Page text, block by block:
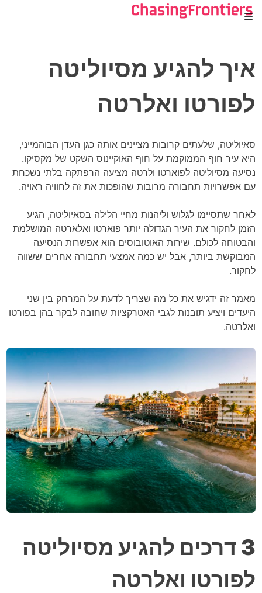
Skip
איך להגיע מסיוליטה
לפורטו ואלרטה
סאיוליטה, שלעתים קרובות מציינים אותה כגן העדן הבוהמייני,
היא עיר חוף הממוקמת על חוף האוקיינוס השקט של מקסיקו.
נסיעה מסיוליטה לפוארטו ולרטה מציעה הרפתקה בלתי נשכחת
עם אפשרויות תחבורה מרובות שהופכות את זה לחוויה ראויה.
לאחר שתסיימו לגלוש וליהנות מחיי הלילה בסאיוליטה, הגיע
הזמן לחקור את העיר הגדולה יותר פוארטו ואלארטה המושלמת
והבטוחה לכולם. שירות האוטובוסים הוא אפשרות הנסיעה
המבוקשת ביותר, אבל יש כמה אמצעי תחבורה אחרים ששווה
לחקור.
מאמר זה ידגיש את כל מה שצריך לדעת על המרחק בין שני
היעדים ויציע תובנות לגבי האטרקציות שחובה לבקר בהן בפורטו
ואלרטה.
3 דרכים להגיע מסיוליטה
לפורטו ואלרטה